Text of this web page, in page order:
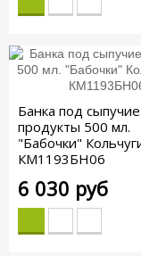
Банка под сыпучие
продукты 500 мл.
"Бабочки"
КМ1193БН06
6 030 руб